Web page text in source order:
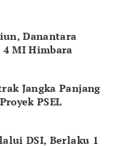
Danantara
MI Himbara
Jangka Panjang
PSEL
DSI, Berlaku 1